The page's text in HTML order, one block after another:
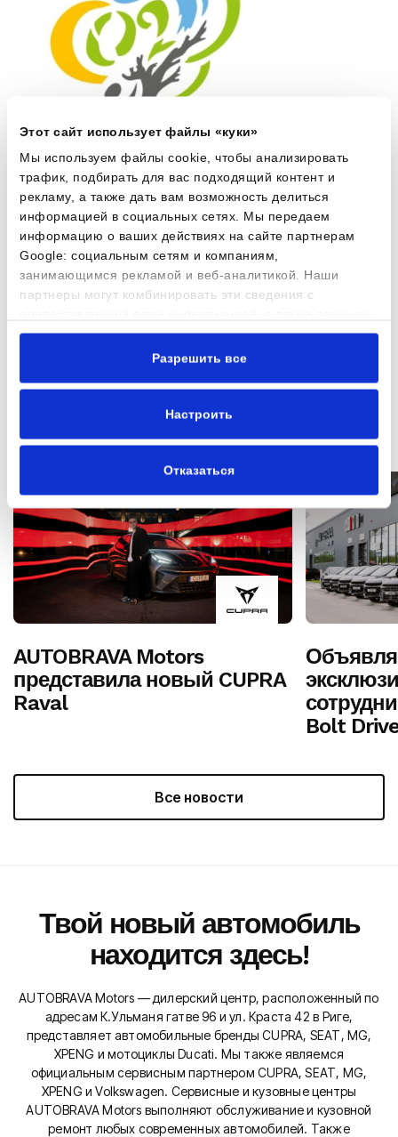
Этот сайт использует файлы «куки»
Мы используем файлы cookie, чтобы анализировать
трафик, подбирать для вас подходящий контент и
рекламу, а также дать вам возможность делиться
информацией в социальных сетях. Мы передаем
информацию о ваших действиях на сайте партнерам
Google: социальным сетям и компаниям,
занимающимся рекламой и веб-аналитикой. Наши
партнеры могут комбинировать эти сведения с
которые они получили при использовании вами их
Разрешить все
Настроить
Отказаться
02/06/2026
AUTOBRAVA Motors
представила новый CUPRA
Raval
Bolt
Все новости
Твой новый автомобиль
находится здесь!
AUTOBRAVA Motors — дилерский центр, расположенный по
адресам К.Ульманя гатве 96 и ул. Краста 42 в Риге,
представляет автомобильные бренды CUPRA, SEAT, MG,
XPENG и мотоциклы Ducati. Мы также являемся
официальным сервисным партнером CUPRA, SEAT, MG,
XPENG и Volkswagen. Сервисные и кузовные центры
AUTOBRAVA Motors выполняют обслуживание и кузовной
ремонт любых современных автомобилей. Также